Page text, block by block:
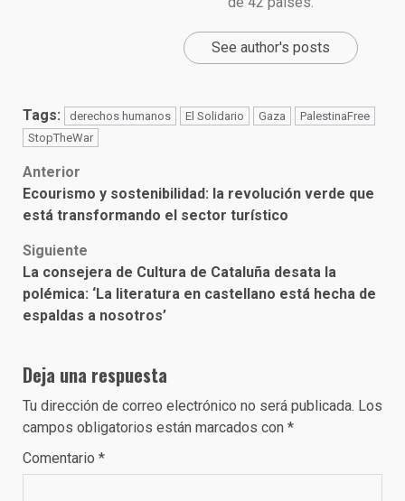
See author's posts
Tags: derechos humanos El Solidario Gaza
PalestinaFree
StopTheWar
Post
navigation
Anterior
Ecourismo y sostenibilidad: la revolución verde que
está transformando el sector turístico
Siguiente
La consejera de Cultura de Cataluña desata la
polémica: ‘La literatura en castellano está hecha de
espaldas a nosotros’
Deja una respuesta
Tu dirección de correo electrónico no será publicada. Los
campos obligatorios están marcados con *
Comentario *